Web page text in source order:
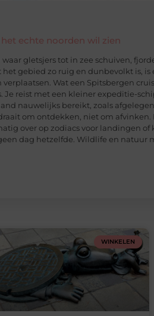
echte noorden wil zien
gletsjers tot in zee schuiven,
gebied zo ruig en dunbevolkt is,
Wat een Spitsbergen
Je reist met een kleiner expeditie-
nauwelijks bereikt, zoals
om ontdekken, niet om afvinken.
over op zodiacs voor landingen of
dag hetzelfde. Wildlife en natuur
WINKELEN